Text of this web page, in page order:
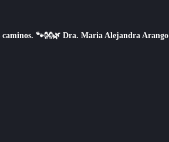
caminos. 🐾👐🌿 Dra. Maria Alejandra Arango